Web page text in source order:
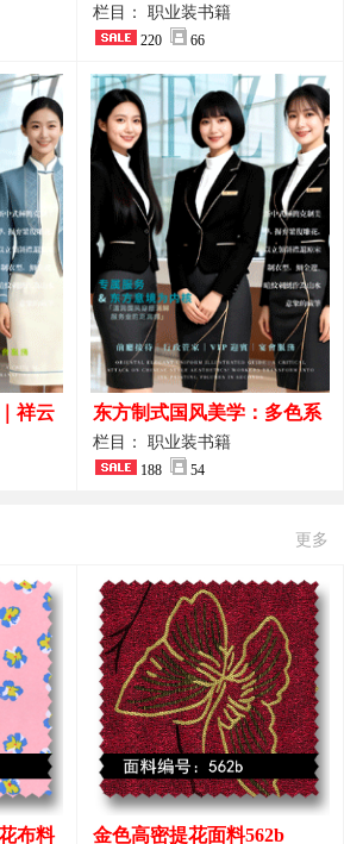
全套
工装｜会议礼仪接待人员制
服画册
栏目： 职业装书籍
220 66
祥云
美学
东方制式国风美学：多色系
新中式前厅管家VIP接待员
工作服合集
栏目： 职业装书籍
188 54
更多
布料 金色高密提花面料562b